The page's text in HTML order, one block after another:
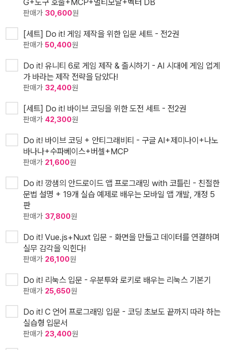
판매가 30,600원
[세트] Do it! 게임 제작을 위한 입문 세트 - 전2권
판매가 50,400원
Do it! 유니티 6로 게임 제작 & 출시하기 - AI 시대에 게임 업계
가 바라는 제작 전략을 담았다!
판매가 32,400원
[세트] Do it! 바이브 코딩을 위한 도전 세트 - 전2권
판매가 42,300원
Do it! 바이브 코딩 + 안티그래비티 - 구글 AI+제미나이+나노
바나나+수파베이스+버셀+MCP
판매가 21,600원
Do it! 깡샘의 안드로이드 앱 프로그래밍 with 코틀린 - 친절한
문법 설명 + 19개 실습 예제로 배우는 모바일 앱 개발, 개정 5
판
판매가 37,800원
Do it! Vue.js+Nuxt 입문 - 화면을 만들고 데이터를 연결하며
실무 감각을 익힌다!
판매가 26,100원
Do it! 리눅스 입문 - 우분투와 로키로 배우는 리눅스 기본기
판매가 25,650원
Do it! C 언어 프로그래밍 입문 - 코딩 초보도 끝까지 따라 하는
실습형 입문서
판매가 23,400원